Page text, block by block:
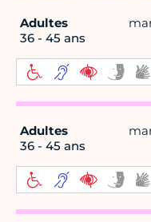
Adultes
36 - 45 ans
Adultes
36 - 45 ans